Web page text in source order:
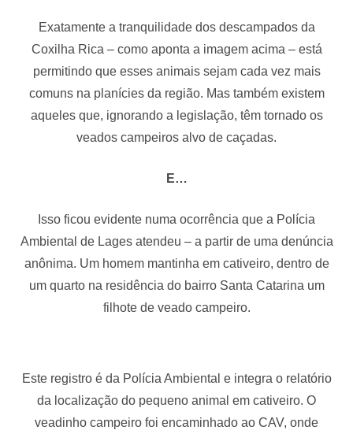
Exatamente a tranquilidade dos descampados da
Coxilha Rica – como aponta a imagem acima – está
permitindo que esses animais sejam cada vez mais
comuns na planícies da região. Mas também existem
aqueles que, ignorando a legislação, têm tornado os
veados campeiros alvo de caçadas.
E…
Isso ficou evidente numa ocorrência que a Polícia
Ambiental de Lages atendeu – a partir de uma denúncia
anônima. Um homem mantinha em cativeiro, dentro de
um quarto na residência do bairro Santa Catarina um
filhote de veado campeiro.
Este registro é da Polícia Ambiental e integra o relatório
da localização do pequeno animal em cativeiro. O
veadinho campeiro foi encaminhado ao CAV, onde